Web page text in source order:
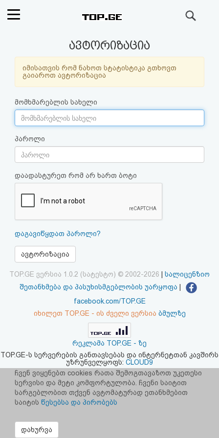
ფოსტა
კითხვა-
პასუხი
ავტორიზაცია
რეგისტრაცია
პაროლის
HTML
კოდი
შეთანხმება
პასუხისმგებლობის
უარყოფა
ავტორიზაცია
იმისათვის რომ ნახოთ სტატისტიკა გთხოვთ
გაიაროთ ავტორიზაცია
მომხმარებლის სახელი
პაროლი
დაადასტურეთ რომ არ ხართ ბოტი
დაგავიწყდათ პაროლი?
ავტორიზაცია
TOP.GE ვერსია 1.0.2 (სატესტო) © 2002-2026
სალიცენზიო
შეთანხმება და პასუხისმგებლობის უარყოფა
facebook.com/TOP.GE
იხილეთ TOP.GE - ის ძველი ვერსია ბმულზე
რეკლამა TOP.GE - ზე
TOP.GE-ს სერვერების განთავსებას და ინტერნეტთან კავშირს
უზრუნველყოფს: CLOUD9
ჩვენ ვიყენებთ cookies რათა შემოგთავაზოთ უკეთესი
სერვისი და მეტი კომფორტულობა. ჩვენი საიტით
სარგებლობით თქვენ ავტომატურად ეთანხმებით
საიტის წესებსა და პირობებს
დახურვა